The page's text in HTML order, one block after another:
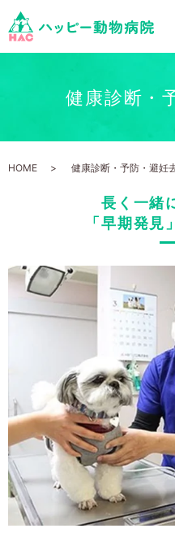
健康診断・
HOME 健康診断・予防・避妊
長く一緒
「早期発見